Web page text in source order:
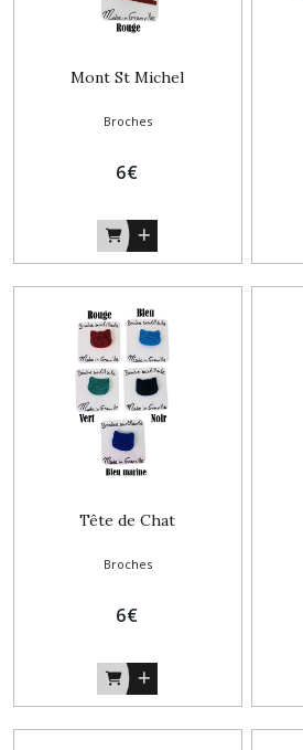
Mont St Michel
Broches
6€
Tête de Chat
Broches
6€